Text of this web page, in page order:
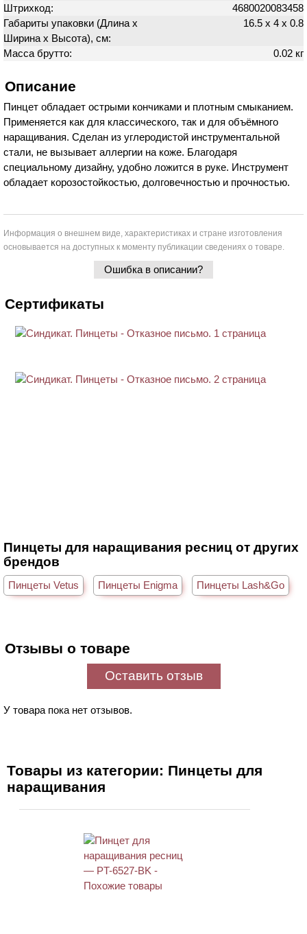
Штрихкод:
4680020083458
Габариты упаковки (Длина х
Ширина х Высота), см:
16.5 х 4 х 0.8
Масса брутто: 0.02 кг
Описание
Пинцет обладает острыми кончиками и плотным смыканием.
Применяется как для классического, так и для объёмного
наращивания. Сделан из углеродистой инструментальной
стали, не вызывает аллергии на коже. Благодаря
специальному дизайну, удобно ложится в руке. Инструмент
обладает корозостойкостью, долговечностью и прочностью.
Информация о внешнем виде, характеристиках и стране изготовления
основывается на доступных к моменту публикации сведениях о товаре.
Ошибка в описании?
Сертификаты
Пинцеты для наращивания ресниц от других
брендов
Пинцеты Vetus Пинцеты Enigma Пинцеты Lash&Go
Отзывы о товаре
Оставить отзыв
У товара пока нет отзывов.
Товары из категории: Пинцеты для
наращивания